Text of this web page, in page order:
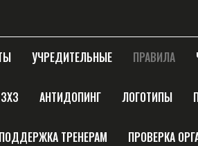
УЧРЕДИТЕЛЬНЫЕ ПРАВИЛА
3Х3 АНТИДОПИНГ ЛОГОТИПЫ
ТРЕНЕРАМ ПРОВЕРКА